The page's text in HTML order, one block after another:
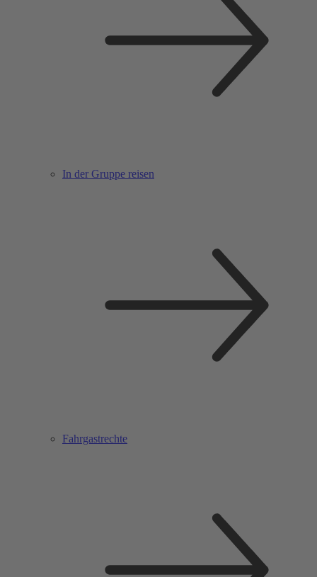
In der Gruppe reisen
Fahrgastrechte